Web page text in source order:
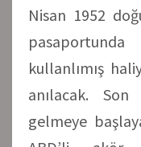
Nisan 1952
kullanlımış
anılacak. Son
gelmeye